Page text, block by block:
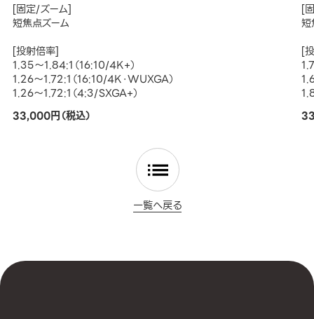
[固定/ズーム]
短焦点ズーム
[投射倍率]
1.35～1.84:1（16:10/4K+）
1.26～1.72:1（16:10/4K・WUXGA）
1.26～1.72:1（4:3/SXGA+）
33,000円（税込）
[
短
[
一覧へ戻る